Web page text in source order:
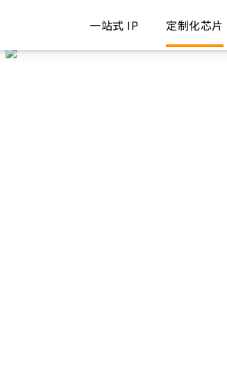
一站式 IP 定制化芯片